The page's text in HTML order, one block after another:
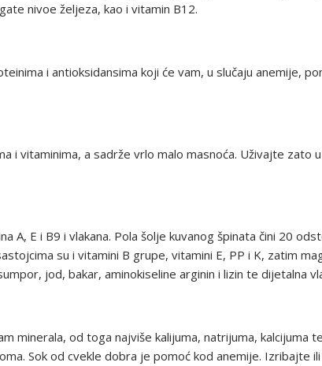
nivoe željeza, kao i vitamin B12.
i antioksidansima koji će vam, u slučaju anemije,
i vitaminima, a sadrže vrlo malo masnoća. Uživajte zato
A, E i B9 i vlakana. Pola šolje kuvanog špinata čini 20
su i vitamini B grupe, vitamini E, PP i K, zatim
jod, bakar, aminokiseline arginin i lizin te dijetalna
minerala, od toga najviše kalijuma, natrijuma, kalcijuma
Sok od cvekle dobra je pomoć kod anemije. Izribajte